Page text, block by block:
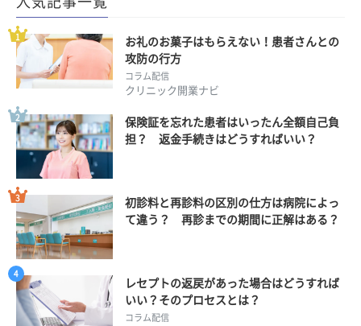
お礼のお菓子はもらえない！患者さんとの
攻防の行方
コラム配信
クリニック開業ナビ
保険証を忘れた患者はいったん全額自己負
担？ 返金手続きはどうすればいい？
初診料と再診料の区別の仕方は病院によっ
て違う？ 再診までの期間に正解はある？
レセプトの返戻があった場合はどうすれば
いい？そのプロセスとは？
コラム配信